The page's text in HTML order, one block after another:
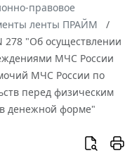
правовое
ленты ПРАЙМ
278 "Об осуществлении
МЧС России
МЧС России по
перед физическим
денежной форме"